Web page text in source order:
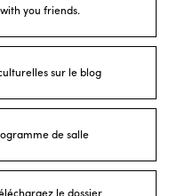
with you friends.
sur le blog
de salle
le dossier